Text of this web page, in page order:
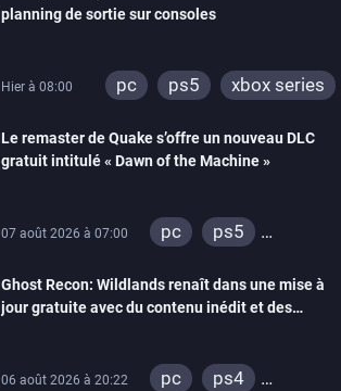
planning de sortie sur consoles
Hier à 08:00 pc ps5 xbox series
Le remaster de Quake s’offre un nouveau DLC
gratuit intitulé « Dawn of the Machine »
07 août 2026 à 07:00 pc
ps5
switch
ps4
xbox one
Ghost Recon: Wildlands renaît dans une mise à
jour gratuite avec du contenu inédit et des
06 août 2026 à 20:22 pc
ps4